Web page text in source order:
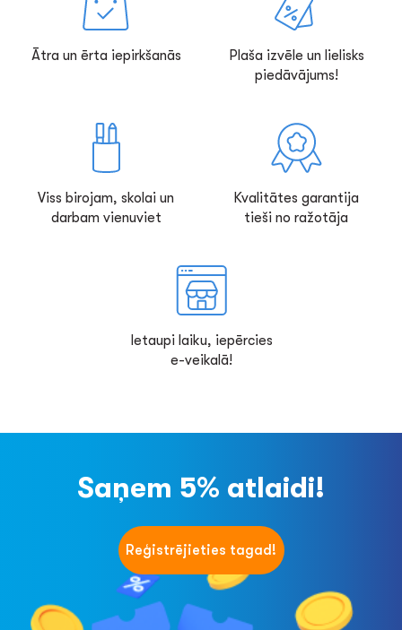
Ātra un ērta iepirkšanās
Plaša izvēle un lielisks
piedāvājums!
Viss birojam, skolai un
darbam vienuviet
Kvalitātes garantija
tieši no ražotāja
Ietaupi laiku, iepērcies
e-veikalā!
Saņem 5% atlaidi!
Reģistrējieties tagad!